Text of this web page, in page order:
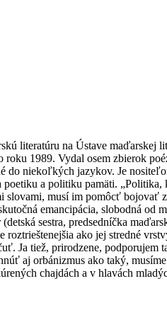
literatúru na Ústave maďarskej
1989. Vydal osem zbierok
niekoľkých jazykov. Je
a politiku pamäti.
musí im pomôcť
emancipácia, slobodná od
sestra, predsedníčka
ako jej stredné
tiež, prirodzene, podporujem
aj orbánizmus ako taký,
chajdách a v hlavách